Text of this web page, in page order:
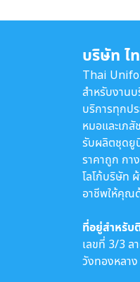
บริษัท ไ
Thai
สำหรับงาน
บริการทุกป
หมอและเภ
รับผลิตชุดยู
ราคาถูก กา
โลโก้บริษัท
อาชีพให้คุณ
ที่อยู่สำหรับ
เลขที่ 3/3 ล
วังทองหลา